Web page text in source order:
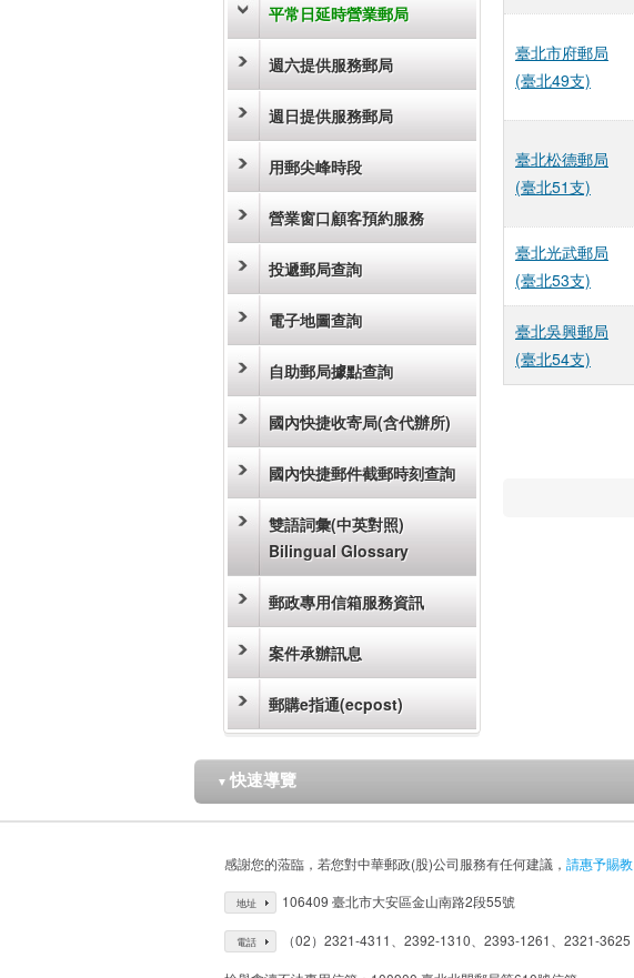
平常日延時營業郵局
週六提供服務郵局
週日提供服務郵局
用郵尖峰時段
營業窗口顧客預約服務
投遞郵局查詢
電子地圖查詢
自助郵局據點查詢
國內快捷收寄局(含代辦所)
國內快捷郵件截郵時刻查詢
雙語詞彙(中英對照)
Bilingual Glossary
郵政專用信箱服務資訊
案件承辦訊息
郵購e指通(ecpost)
臺北市府郵局
(臺北49支)
臺北松德郵局
(臺北51支)
臺北光武郵局
(臺北53支)
臺北吳興郵局
(臺北54支)
▼ 快速導覽
感謝您的蒞臨，若您對中華郵政(股)公司服務有任何建議， 請惠予賜教
地址 106409 臺北市大安區金山南路2段55號
電話 （02）2321-4311、2392-1310、2393-1261、2321-3625